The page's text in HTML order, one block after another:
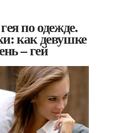
по одежде.
как девушке
– гей